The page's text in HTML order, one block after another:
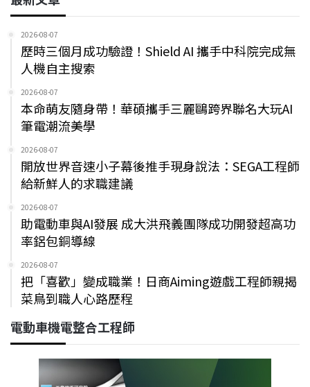
2026-08-07
歷時三個月成功驗證！Shield AI 攜手中科院完成無
人機自主搜索
2026-08-07
本命萌友隨身帶！華碩攜手三麗鷗跨界聯名大玩AI
筆電潮流美學
2026-08-07
開放世界音速小子幕後推手現身說法：SEGA工程師
給新鮮人的求職建議
2026-08-07
助電動車與AI發展 成大洪飛義團隊成功開發超高功
率鋁包銅導線
2026-08-07
把「喜歡」變成職業！日商Aiming遊戲工程師親揭
菜鳥到職人心路歷程
電動車機電整合工程師